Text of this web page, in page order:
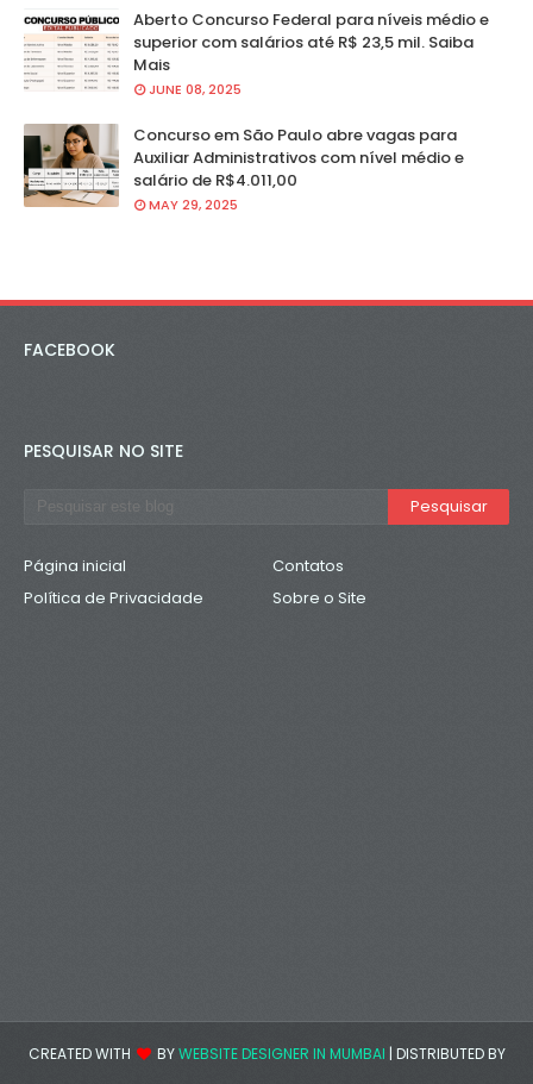
Aberto Concurso Federal para níveis médio e
superior com salários até R$ 23,5 mil. Saiba
Mais
JUNE 08, 2025
Concurso em São Paulo abre vagas para
Auxiliar Administrativos com nível médio e
salário de R$4.011,00
MAY 29, 2025
FACEBOOK
PESQUISAR NO SITE
Página inicial
Contatos
Política de Privacidade
Sobre o Site
CREATED WITH BYWEBSITE DESIGNER IN MUMBAI | DISTRIBUTED BY